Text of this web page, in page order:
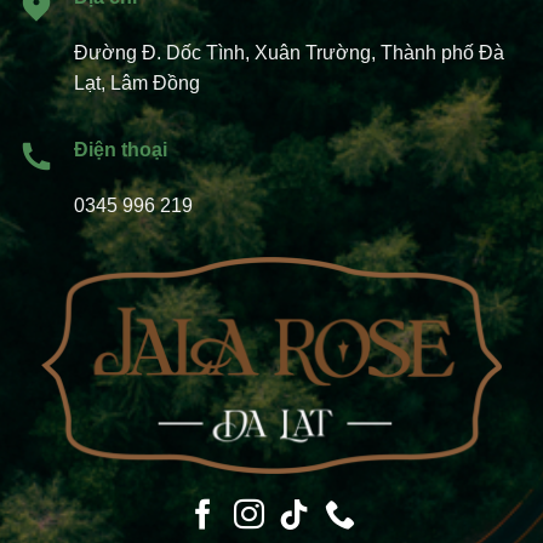
Đường Đ. Dốc Tình, Xuân Trường, Thành phố Đà
Lạt, Lâm Đồng
Điện thoại
0345 996 219